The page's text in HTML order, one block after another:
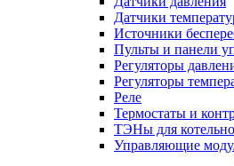
Датчики
Источники
Пульты и панели
Регуляторы
Регуляторы
Реле
Термостаты и
ТЭНы для
Управляющие